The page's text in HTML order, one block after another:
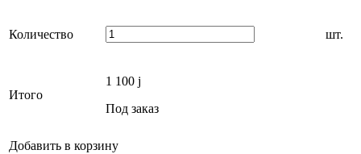
Количество шт.
Итого
1 100 j
Под заказ
Добавить в корзину